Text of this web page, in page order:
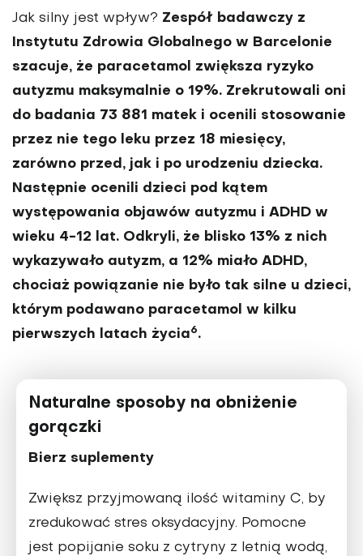
Jak silny jest wpływ? Zespół badawczy z
Instytutu Zdrowia Globalnego w Barcelonie
szacuje, że paracetamol zwiększa ryzyko
autyzmu maksymalnie o 19%. Zrekrutowali oni
do badania 73 881 matek i ocenili stosowanie
przez nie tego leku przez 18 miesięcy,
zarówno przed, jak i po urodzeniu dziecka.
Następnie ocenili dzieci pod kątem
występowania objawów autyzmu i ADHD w
wieku 4-12 lat. Odkryli, że blisko 13% z nich
wykazywało autyzm, a 12% miało ADHD,
chociaż powiązanie nie było tak silne u dzieci,
którym podawano paracetamol w kilku
pierwszych latach życia6.
Naturalne sposoby na obniżenie
gorączki
Bierz suplementy
Zwiększ przyjmowaną ilość witaminy C, by
zredukować stres oksydacyjny. Pomocne
jest popijanie soku z cytryny z letnią wodą,